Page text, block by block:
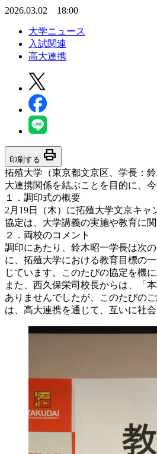
2026.03.02 18:00
大学ニュース
入試関連
高大連携
印刷する print
拓殖大学（東京都文京区、学長：
大連携関係を結ぶことを目的に、
１．調印式の概要
2月19日（木）に拓殖大学文京キ
協定は、大学講義の実施や教育に
２．両校のコメント
調印にあたり、鈴木昭一学長は次
に、拓殖大学における教育目標の
じています。このたびの協定を機
また、西久保栄司校長からは、「
ありませんでしたが、このたびの
は、高大連携を通じて、互いに社